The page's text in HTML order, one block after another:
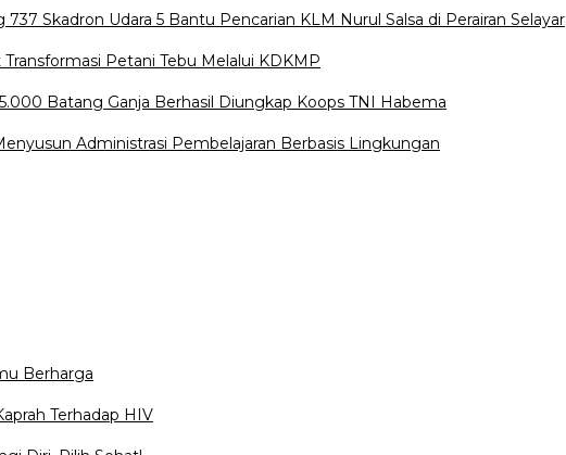
Skadron Udara 5 Bantu Pencarian KLM Nurul Salsa di Perairan Selayar
Petani Tebu Melalui KDKMP
Batang Ganja Berhasil Diungkap Koops TNI Habema
Administrasi Pembelajaran Berbasis Lingkungan
Berharga
Terhadap HIV